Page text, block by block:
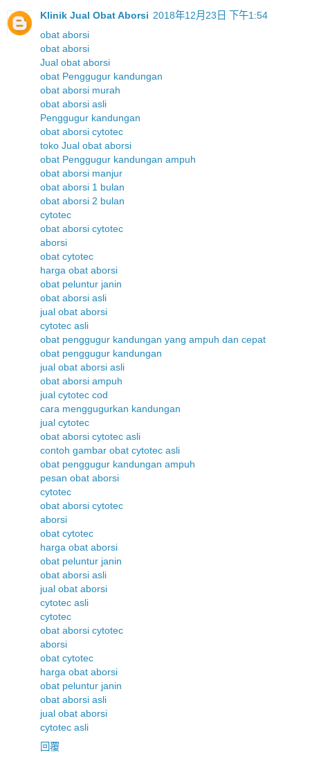
Klinik Jual Obat Aborsi 2018年12月23日 下午1:54
obat aborsi
obat aborsi
Jual obat aborsi
obat Penggugur kandungan
obat aborsi murah
obat aborsi asli
Penggugur kandungan
obat aborsi cytotec
toko Jual obat aborsi
obat Penggugur kandungan ampuh
obat aborsi manjur
obat aborsi 1 bulan
obat aborsi 2 bulan
cytotec
obat aborsi cytotec
aborsi
obat cytotec
harga obat aborsi
obat peluntur janin
obat aborsi asli
jual obat aborsi
cytotec asli
obat penggugur kandungan yang ampuh dan cepat
obat penggugur kandungan
jual obat aborsi asli
obat aborsi ampuh
jual cytotec cod
cara menggugurkan kandungan
jual cytotec
obat aborsi cytotec asli
contoh gambar obat cytotec asli
obat penggugur kandungan ampuh
pesan obat aborsi
cytotec
obat aborsi cytotec
aborsi
obat cytotec
harga obat aborsi
obat peluntur janin
obat aborsi asli
jual obat aborsi
cytotec asli
cytotec
obat aborsi cytotec
aborsi
obat cytotec
harga obat aborsi
obat peluntur janin
obat aborsi asli
jual obat aborsi
cytotec asli
回覆